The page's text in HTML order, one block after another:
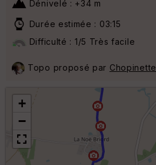
Dénivelé : +34 m
Durée estimée : 03:15
Difficulté : 1/5 Très facile
Topo proposé par Chopinette
+
−